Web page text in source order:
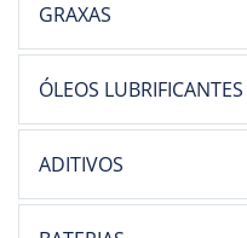
GRAXAS
ÓLEOS LUBRIFICANTES
ADITIVOS